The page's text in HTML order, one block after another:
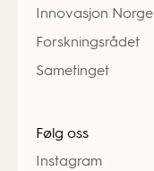
Innovasjon Norge
Forskningsrådet
Sametinget
Følg oss
Instagram